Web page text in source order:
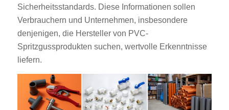
Sicherheitsstandards. Diese Informationen sollen
Verbrauchern und Unternehmen, insbesondere
denjenigen, die Hersteller von PVC-
Spritzgussprodukten suchen, wertvolle Erkenntnisse
liefern.